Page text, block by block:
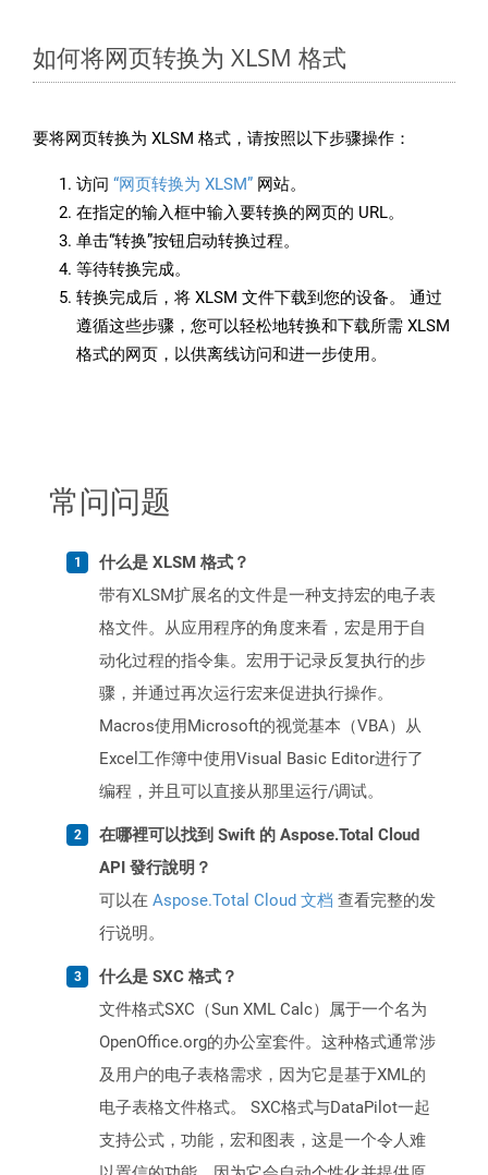
如何将网页转换为 XLSM 格式
要将网页转换为 XLSM 格式，请按照以下步骤操作：
访问 “网页转换为 XLSM” 网站。
在指定的输入框中输入要转换的网页的 URL。
单击“转换”按钮启动转换过程。
等待转换完成。
转换完成后，将 XLSM 文件下载到您的设备。 通过
遵循这些步骤，您可以轻松地转换和下载所需 XLSM
格式的网页，以供离线访问和进一步使用。
常问问题
什么是 XLSM 格式？
带有XLSM扩展名的文件是一种支持宏的电子表
格文件。从应用程序的角度来看，宏是用于自
动化过程的指令集。宏用于记录反复执行的步
骤，并通过再次运行宏来促进执行操作。
Macros使用Microsoft的视觉基本（VBA）从
Excel工作簿中使用Visual Basic Editor进行了
编程，并且可以直接从那里运行/调试。
在哪裡可以找到 Swift 的 Aspose.Total Cloud
API 發行說明？
可以在 Aspose.Total Cloud 文档 查看完整的发
行说明。
什么是 SXC 格式？
文件格式SXC（Sun XML Calc）属于一个名为
OpenOffice.org的办公室套件。这种格式通常涉
及用户的电子表格需求，因为它是基于XML的
电子表格文件格式。 SXC格式与DataPilot一起
支持公式，功能，宏和图表，这是一个令人难